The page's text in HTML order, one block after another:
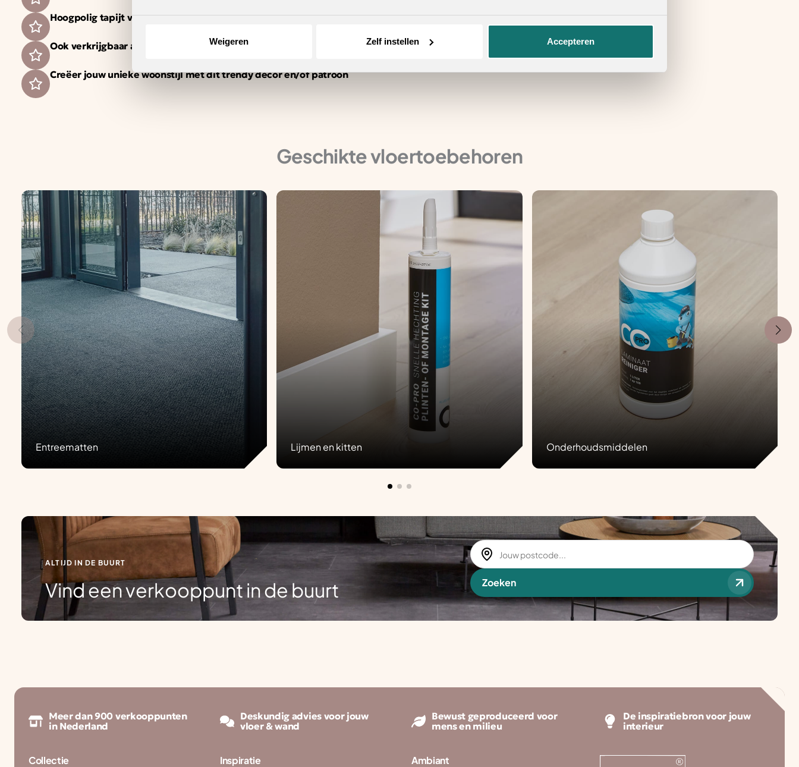
Weigeren Zelf instellen Accepteren
Hoogpolig tapijt voor een warm en sfeervol interieur
Ook verkrijgbaar als complete traprenovatie in hetzelfde decor
Creëer jouw unieke woonstijl met dit trendy decor en/of patroon
Geschikte vloertoebehoren
Entreematten Lijmen en kitten Onderhoudsmiddelen
ALTIJD IN DE BUURT
Vind een verkooppunt in de buurt Zoeken
Meer dan 900 verkooppunten
in Nederland
Deskundig advies voor jouw
vloer & wand
Bewust geproduceerd voor
mens en milieu
De inspiratiebron voor jouw
interieur
Collectie Inspiratie Ambiant